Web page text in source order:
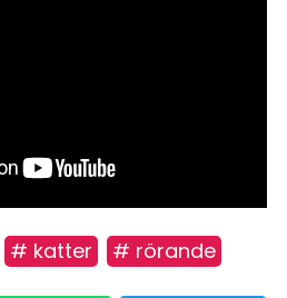
# katter # rörande